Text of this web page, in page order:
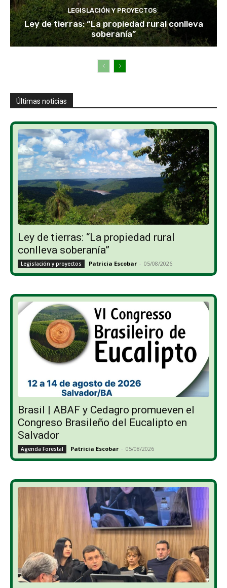
LEGISLACIÓN Y PROYECTOS
Ley de tierras: “La propiedad rural conlleva
soberanía”
Últimas noticias
Ley de tierras: “La propiedad rural
conlleva soberanía”
Legislación y proyectos Patricia Escobar - 05/08/2026
Brasil | ABAF y Cedagro promueven el
Congreso Brasileño del Eucalipto en
Salvador
Agenda Forestal Patricia Escobar - 05/08/2026